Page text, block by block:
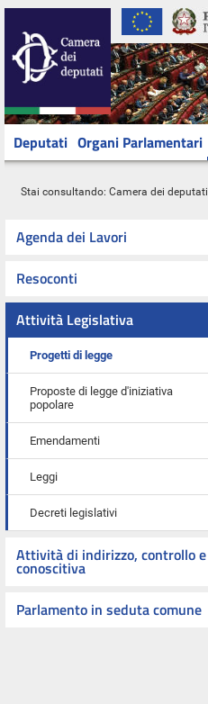
Deputati Organi Parlamentari
Stai consultando: Camera dei deputati
Agenda dei Lavori
Resoconti
Attività Legislativa
Progetti di legge
Proposte di legge d'iniziativa
popolare
Emendamenti
Leggi
Decreti legislativi
Attività di indirizzo, controllo e
conoscitiva
Parlamento in seduta comune